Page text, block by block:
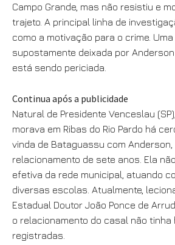
Campo Grande, mas não resistiu e
trajeto. A principal linha de
como a motivação para o crime.
supostamente deixada por
está sendo periciada.
Continua após a publicidade
Natural de Presidente Venceslau
morava em Ribas do Rio Pardo há
vinda de Bataguassu com
relacionamento de sete anos. Ela
efetiva da rede municipal, atuando
diversas escolas. Atualmente,
Estadual Doutor João Ponce de
o relacionamento do casal não tinha
registradas.